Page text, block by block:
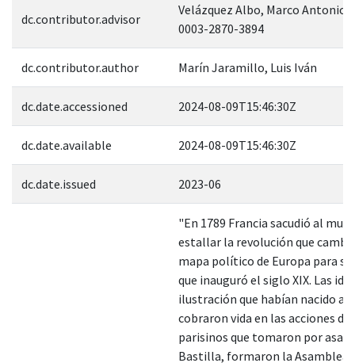
dc.contributor.advisor
Velázquez Albo, Marco Antonio;
0003-2870-3894
dc.contributor.author Marín Jaramillo, Luis Iván
dc.date.accessioned 2024-08-09T15:46:30Z
dc.date.available 2024-08-09T15:46:30Z
dc.date.issued 2023-06
"En 1789 Francia sacudió al
estallar la revolución que
mapa político de Europa para
que inauguró el siglo XIX. Las
ilustración que habían nacido
cobraron vida en las acciones de
parisinos que tomaron por
Bastilla, formaron la Asamblea